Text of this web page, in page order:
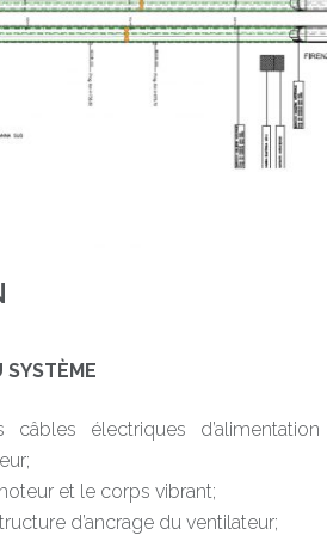
SYSTÈME
câbles électriques
et le corps vibrant;
d’ancrage du ventilateur;